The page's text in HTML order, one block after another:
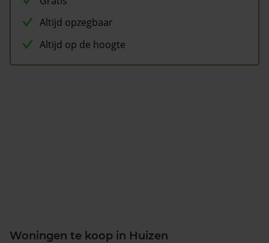
Altijd opzegbaar
Altijd op de hoogte
Woningen te koop in Huizen